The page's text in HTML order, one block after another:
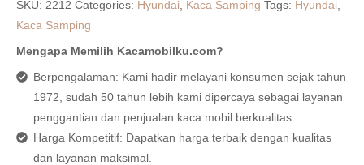
SKU: 2212 Categories: Hyundai, Kaca Samping Tags: Hyundai,
Kaca Samping
Mengapa Memilih Kacamobilku.com?
Berpengalaman: Kami hadir melayani konsumen sejak tahun
1972, sudah 50 tahun lebih kami dipercaya sebagai layanan
penggantian dan penjualan kaca mobil berkualitas.
Harga Kompetitif: Dapatkan harga terbaik dengan kualitas
dan layanan maksimal.